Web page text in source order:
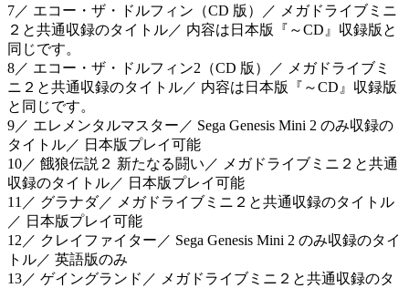
7／ エコー・ザ・ドルフィン（CD 版）／ メガドライブミニ
２と共通収録のタイトル／ 内容は日本版『～CD』収録版と
同じです。
8／ エコー・ザ・ドルフィン2（CD 版）／ メガドライブミ
ニ２と共通収録のタイトル／ 内容は日本版『～CD』収録版
と同じです。
9／ エレメンタルマスター／ Sega Genesis Mini 2 のみ収録の
タイトル／ 日本版プレイ可能
10／ 餓狼伝説２ 新たなる闘い／ メガドライブミニ２と共通
収録のタイトル／ 日本版プレイ可能
11／ グラナダ／ メガドライブミニ２と共通収録のタイトル
／ 日本版プレイ可能
12／ クレイファイター／ Sega Genesis Mini 2 のみ収録のタイ
トル／ 英語版のみ
13／ ゲイングランド／ メガドライブミニ２と共通収録のタ